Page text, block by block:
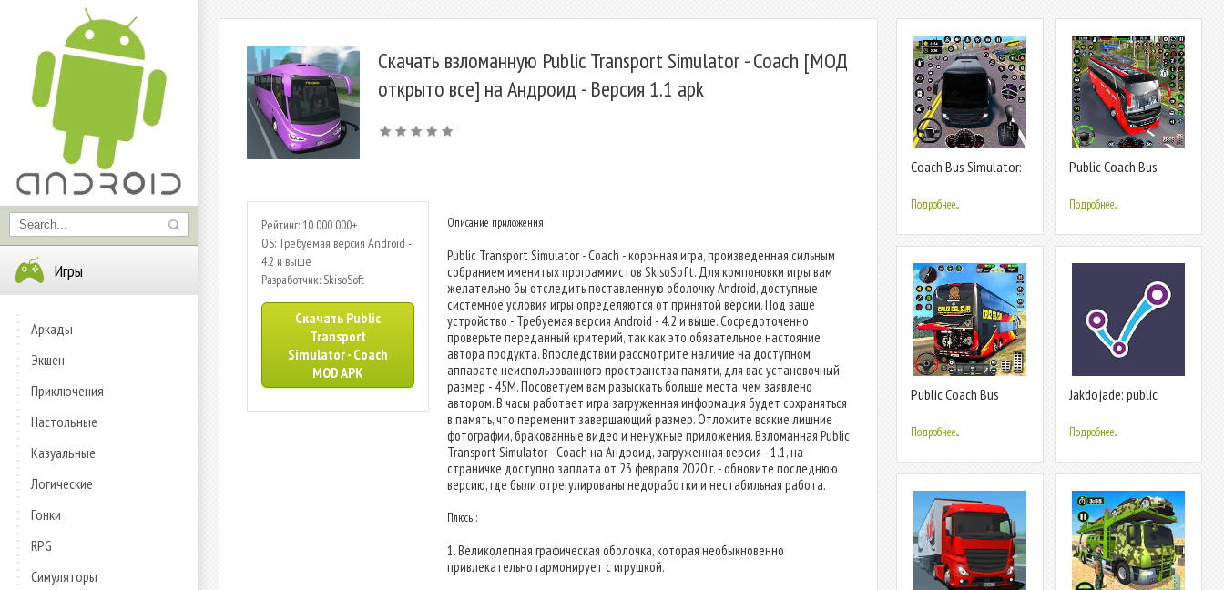
Игры
Аркады
Экшен
Приключения
Настольные
Казуальные
Логические
Гонки
RPG
Симуляторы
Скачать взломанную Public Transport Simulator - Coach [МОД
открыто все] на Андроид - Версия 1.1 apk
Рейтинг: 10 000 000+
OS: Требуемая версия Android -
4.2 и выше
Разработчик: SkisoSoft
Скачать Public
Transport
Simulator - Coach
MOD APK
Описание приложения
Public Transport Simulator - Coach - коронная игра, произведенная сильным
собранием именитых программистов SkisoSoft. Для компоновки игры вам
желательно бы отследить поставленную оболочку Android, доступные
системное условия игры определяются от принятой версии. Под ваше
устройство - Требуемая версия Android - 4.2 и выше. Сосредоточенно
проверьте переданный критерий, так как это обязательное настояние
автора продукта. Впоследствии рассмотрите наличие на доступном
аппарате неиспользованного пространства памяти, для вас установочный
размер - 45M. Посоветуем вам разыскать больше места, чем заявлено
автором. В часы работает игра загруженная информация будет сохраняться
в память, что переменит завершающий размер. Отложите всякие лишние
фотографии, бракованные видео и ненужные приложения. Взломанная Public
Transport Simulator - Coach на Андроид, загруженная версия - 1.1, на
страничке доступно заплата от 23 февраля 2020 г. - обновите последнюю
версию, где были отрегулированы недоработки и нестабильная работа.
Плюсы:
1. Великолепная графическая оболочка, которая необыкновенно
привлекательно гармонирует с игрушкой.
Coach Bus Simulator:
Подробнее...
Public Coach Bus
Подробнее...
Public Coach Bus
Подробнее...
Jakdojade: public
Подробнее...